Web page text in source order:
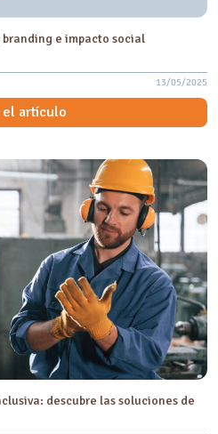
branding e impacto social
13/05/2025
el artículo
descubre las soluciones de